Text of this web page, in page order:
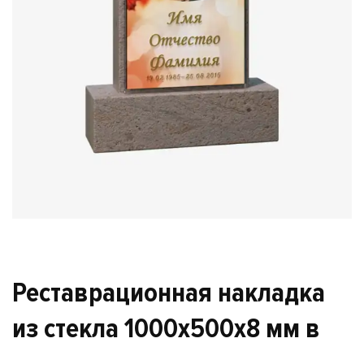
Реставрационная накладка
из стекла 1000x500x8 мм в